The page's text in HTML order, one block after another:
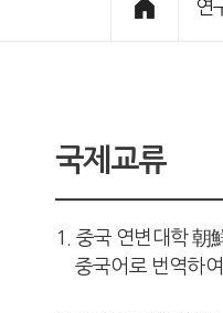
연
국제교류
1. 중국 연변대학 朝
중국어로 번역하